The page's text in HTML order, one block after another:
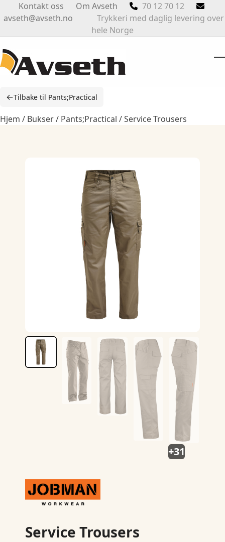
to
Kontakt oss Om Avseth
70 12 70 12
avseth@avseth.no Trykkeri med daglig levering over
hele Norge
←Tilbake til Pants;Practical
Hjem / Bukser/ Pants;Practical / Service Trousers
+31
Service Trousers